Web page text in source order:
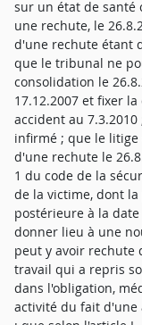
sur un état de santé
une rechute, le
d'une rechute étant
que le tribunal ne
consolidation le
17.12.2007 et fixer
accident au
infirmé ; que le litige
d'une rechute le
1 du code de la
de la victime, dont
postérieure à la
donner lieu à une
peut y avoir rechute
travail qui a repris
dans l'obligation,
activité du fait d'une